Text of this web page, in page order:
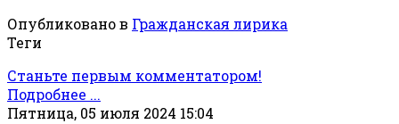
Опубликовано в Гражданская лирика
Теги
Станьте первым комментатором!
Подробнее ...
Пятница, 05 июля 2024 15:04